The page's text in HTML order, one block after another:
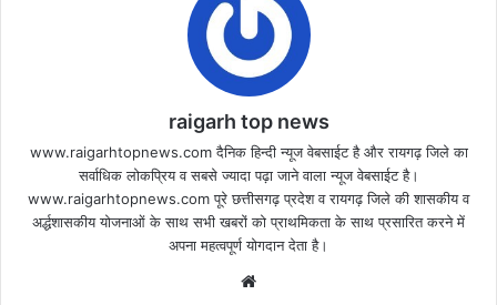
raigarh top news
www.raigarhtopnews.com दैनिक हिन्दी न्यूज वेबसाईट है और रायगढ़ जिले का
सर्वाधिक लोकप्रिय व सबसे ज्यादा पढ़ा जाने वाला न्यूज वेबसाईट है।
www.raigarhtopnews.com पूरे छत्तीसगढ़ प्रदेश व रायगढ़ जिले की शासकीय व
अर्द्धशासकीय योजनाओं के साथ सभी खबरों को प्राथमिकता के साथ प्रसारित करने में
अपना महत्वपूर्ण योगदान देता है।